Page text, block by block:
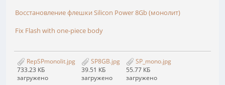
Восстановление флешки Silicon Power 8Gb (монолит)
Fix Flash with one-piece body
RepSPmonolit.jpg
733.23 КБ
загружено
SP8GB.jpg
39.51 КБ
загружено
SP_mono.jpg
55.77 КБ
загружено